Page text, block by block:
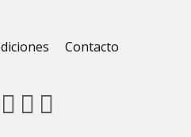
Contacto